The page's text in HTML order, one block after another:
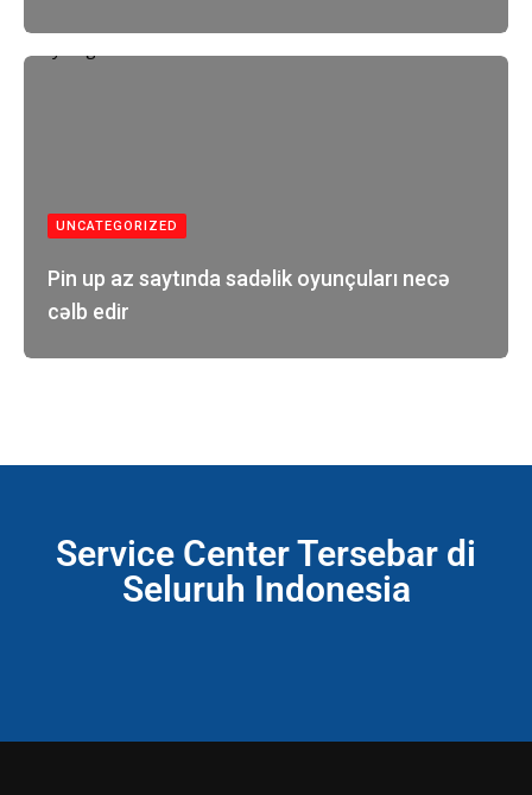
UNCATEGORIZED
Pin up az saytında sadəlik oyunçuları necə
cəlb edir
Service Center Tersebar di
Seluruh Indonesia